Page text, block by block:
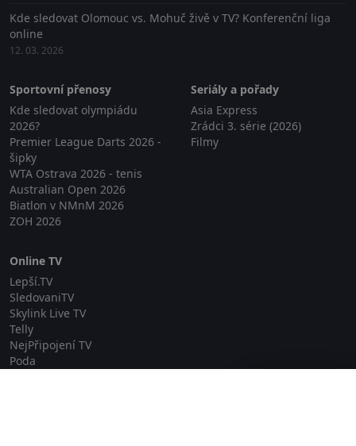
Kde sledovat Olomouc vs. Mohuč živě v TV? Konferenční liga
online
12. 03. 2026
Sportovní přenosy
Kde sledovat olympiádu
2026?
Premier League Darts 2026 -
šipky
WTA Ostrava 2026 - tenis
Australian Open 2026
Biatlon v NMnM 2026
ZOH 2026
Seriály a pořady
Asia Express
Zrádci 3. série (2026)
Filmy
Online TV
Lepší.TV
SledovaniTV
Skylink Live TV
Telly
NejPřipojení TV
Poda